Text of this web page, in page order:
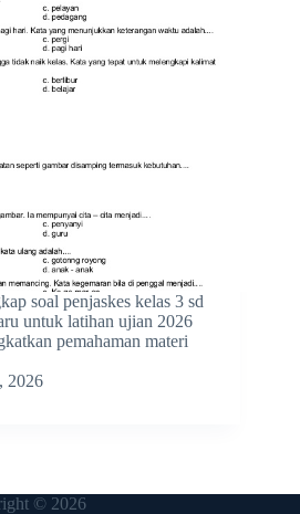
soal penjaskes kelas 3 sd
untuk latihan ujian 2026
pemahaman materi
2026
© 2026